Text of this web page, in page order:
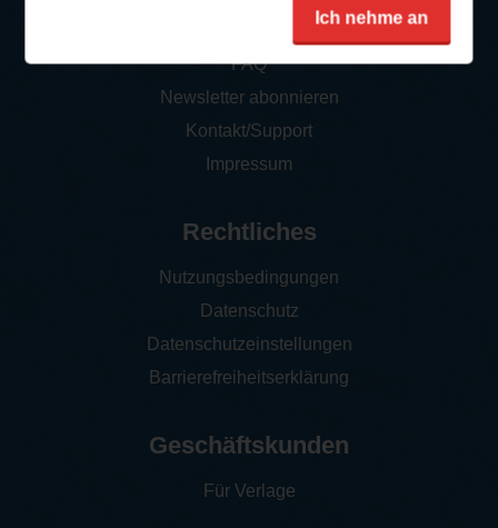
Ich nehme an
FAQ
Newsletter abonnieren
Kontakt/Support
Impressum
Rechtliches
Nutzungsbedingungen
Datenschutz
Datenschutzeinstellungen
Barrierefreiheitserklärung
Geschäftskunden
Für Verlage